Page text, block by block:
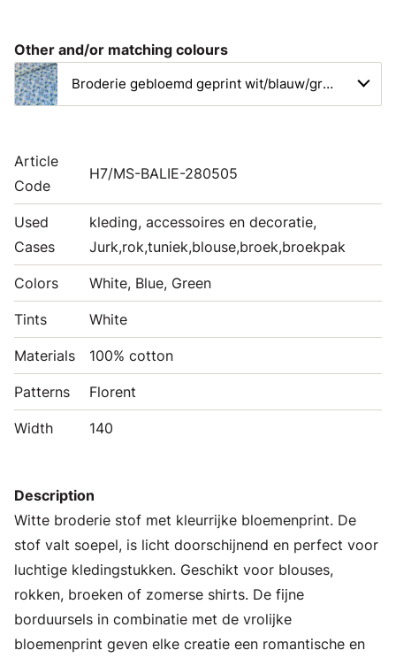
Other and/or matching colours
Broderie gebloemd geprint wit/blauw/groen
Article
Code
H7/MS-BALIE-280505
Used
Cases
kleding, accessoires en decoratie,
Jurk,rok,tuniek,blouse,broek,broekpak
Colors White, Blue, Green
Tints White
Materials 100% cotton
Patterns Florent
Width 140
Description
Witte broderie stof met kleurrijke bloemenprint. De
stof valt soepel, is licht doorschijnend en perfect voor
luchtige kledingstukken. Geschikt voor blouses,
rokken, broeken of zomerse shirts. De fijne
borduursels in combinatie met de vrolijke
bloemenprint geven elke creatie een romantische en